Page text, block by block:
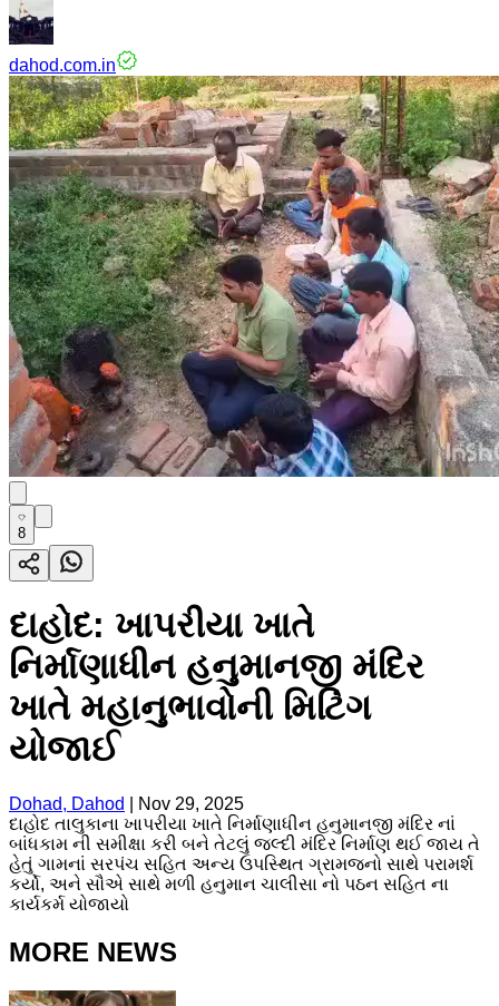
dahod.com.in
8
દાહોદ: ખાપરીયા ખાતે
નિર્માણાધીન હનુમાનજી મંદિર
ખાતે મહાનુભાવોની મિટિંગ
યોજાઈ
Dohad, Dahod
Nov 29, 2025
દાહોદ તાલુકાના ખાપરીયા ખાતે નિર્માણાધીન હનુમાનજી મંદિર નાં
બાંધકામ ની સમીક્ષા કરી બને તેટલું જલ્દી મંદિર નિર્માણ થઈ જાય તે
હેતું ગામનાં સરપંચ સહિત અન્ય ઉપસ્થિત ગ્રામજનો સાથે પરામર્શ
કર્યો, અને સૌએ સાથે મળી હનુમાન ચાલીસા નો પઠન સહિત ના
કાર્યકર્મ યોજાયો
MORE NEWS